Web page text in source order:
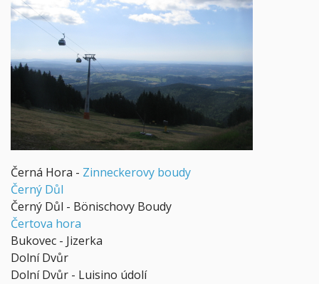
Černá Hora - Zinneckerovy boudy
Černý Důl
Černý Důl - Bönischovy Boudy
Čertova hora
Bukovec - Jizerka
Dolní Dvůr
Dolní Dvůr - Luisino údolí